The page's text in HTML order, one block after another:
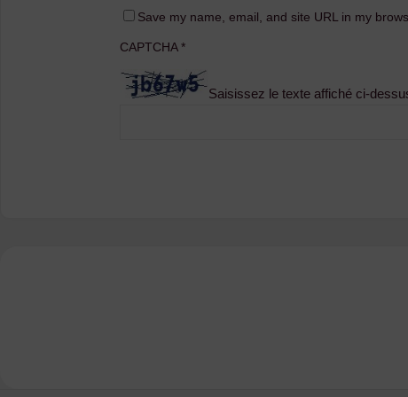
Save my name, email, and site URL in my
CAPTCHA*
Saisissez le texte affiché ci-